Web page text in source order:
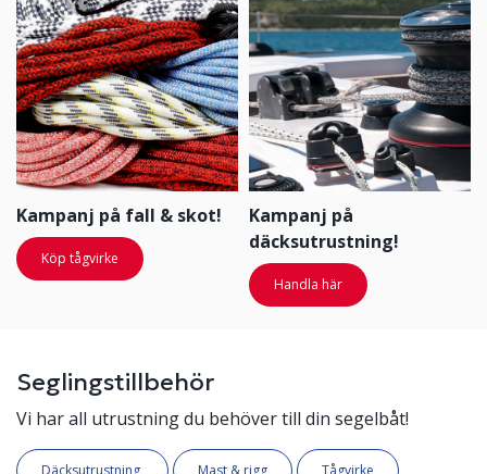
Kampanj på fall & skot!
Köp tågvirke
Kampanj på
däcksutrustning!
Handla här
Seglingstillbehör
Vi har all utrustning du behöver till din segelbåt!